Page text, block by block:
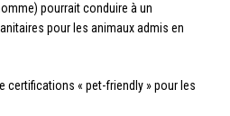
pourrait conduire à un
pour les animaux admis en
certifications « pet-friendly » pour les